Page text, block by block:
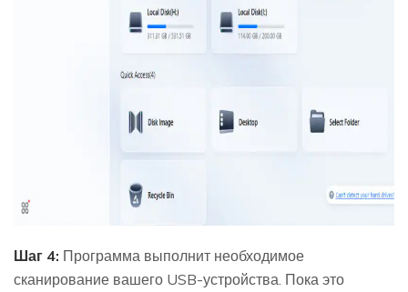
Шаг 4: Программа выполнит необходимое
сканирование вашего USB-устройства. Пока это